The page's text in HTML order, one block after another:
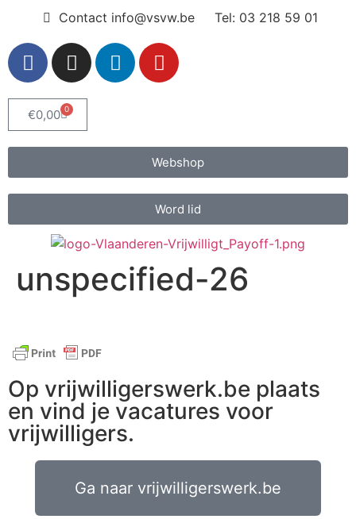
Contact info@vsvw.be Tel: 03 218 59 01
€0,00 0
Webshop
Word lid
unspecified-26
Op vrijwilligerswerk.be plaats
en vind je vacatures voor
vrijwilligers.
Ga naar vrijwilligerswerk.be